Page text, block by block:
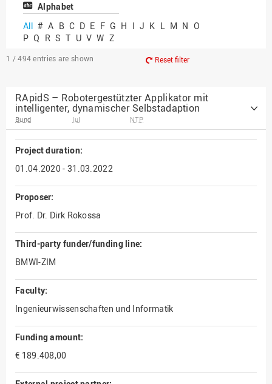
Alphabet
All # A B C D E F G H I J K L M N O
P Q R S T U V W Z
1 / 494 entries are shown Reset filter
RApidS – Robotergestützter Applikator mit
intelligenter, dynamischer Selbstadaption
Bund IuI NTP
Project duration:
01.04.2020 - 31.03.2022
Proposer:
Prof. Dr. Dirk Rokossa
Third-party funder/funding line:
BMWI-ZIM
Faculty:
Ingenieurwissenschaften und Informatik
Funding amount:
€ 189.408,00